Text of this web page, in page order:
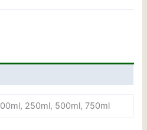
250ml, 500ml, 750ml